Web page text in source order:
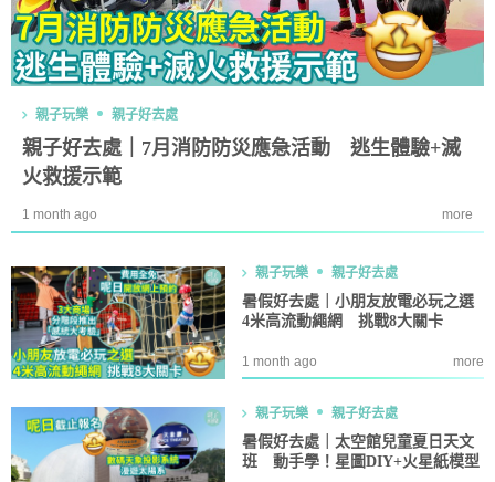
親子玩樂 親子好去處
親子好去處｜7月消防防災應急活動 逃生體驗+滅
火救援示範
1 month ago more
親子玩樂 親子好去處
暑假好去處｜小朋友放電必玩之選
4米高流動繩網 挑戰8大關卡
1 month ago more
親子玩樂 親子好去處
暑假好去處｜太空館兒童夏日天文
班 動手學！星圖DIY+火星紙模型